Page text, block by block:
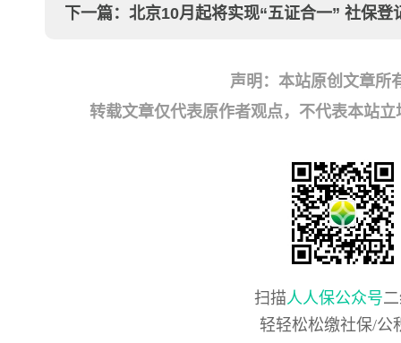
下一篇： 北京10月起将实现“五证合一” 社保登
声明：本站原创文章所
转载文章仅代表原作者观点，不代表本站
扫描人人保公众号
轻轻松松缴社保/公